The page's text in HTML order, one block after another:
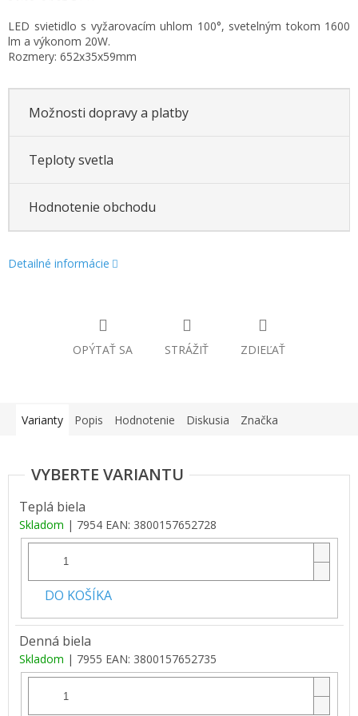
Jednotková
cena:
LED svietidlo s vyžarovacím uhlom 100°, svetelným tokom 1600
lm a výkonom 20W.
Rozmery: 652x35x59mm
Možnosti dopravy a platby
Teploty svetla
Hodnotenie obchodu
Detailné informácie
OPÝTAŤ SA STRÁŽIŤ ZDIEĽAŤ
Varianty Popis Hodnotenie Diskusia Značka
Teplá biela
Skladom | 7954 EAN: 3800157652728
DO KOŠÍKA
Denná biela
Skladom | 7955 EAN: 3800157652735